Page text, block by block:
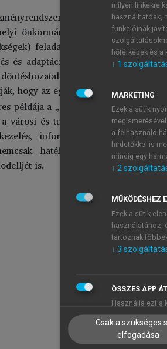
jellemzően
önkormányzati struktúrák
feladata a stratégiai keret
és adaptáció terepe (
Csapó, 2020
decentralizált, de az
hogy az egyes szintek közötti
példája a „Smart City – Smart
városi és turisztikai irányítás
információs hálózatok) és
hatékonyabb működést
is.
milyen linkekre
használhatóak,
funkcióinak
hőtérképek és
↓ 1
MARKETING
Ezek a sütik
a felhasználó
hirdetőkkel is
mindig egy
↓ 2
MŰKÖDÉSHEZ
Ezek a sütik
használatához,
tartoznak
↓ 3
ÖSSZES APP
Használja ezt a
Csak a szükséges
elfogadása